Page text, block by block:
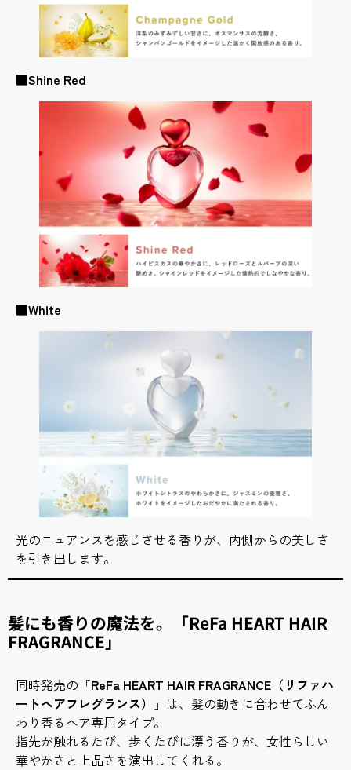
■Shine Red
■White
光のニュアンスを感じさせる香りが、内側からの美しさ
を引き出します。
髪にも香りの魔法を。「ReFa HEART HAIR
FRAGRANCE」
同時発売の「ReFa HEART HAIR FRAGRANCE（リファハ
ートヘアフレグランス）
」は、髪の動きに合わせてふん
わり香るヘア専用タイプ。
指先が触れるたび、歩くたびに漂う香りが、女性らしい
華やかさと上品さを演出してくれる。